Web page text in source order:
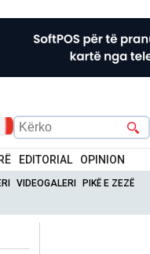
EDITORIAL OPINION
VIDEOGALERI PIKË E ZEZË